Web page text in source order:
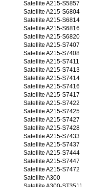
Satellite A215-S5857
Satellite A215-S6804
Satellite A215-S6814
Satellite A215-S6816
Satellite A215-S6820
Satellite A215-S7407
Satellite A215-S7408
Satellite A215-S7411
Satellite A215-S7413
Satellite A215-S7414
Satellite A215-S7416
Satellite A215-S7417
Satellite A215-S7422
Satellite A215-S7425
Satellite A215-S7427
Satellite A215-S7428
Satellite A215-S7433
Satellite A215-S7437
Satellite A215-S7444
Satellite A215-S7447
Satellite A215-S7472
Satellite A300